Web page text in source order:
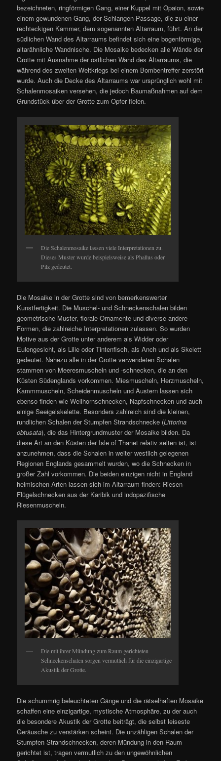
bezeichneten, ringförmigen Gang, einer Kuppel mit Opaion, sowie
einem gewundenen Gang, der Schlangen-Passage, die zu einer
rechteckigen Kammer, dem sogenannten Altarraum, führt. An der
südlichen Wand des Altarraums befindet sich eine bogenförmige,
altarähnliche Wandnische. Die Mosaike bedecken alle Wände der
Grotte mit Ausnahme der östlichen Wand des Altarraums, die
während des zweiten Weltkriegs bei einem Bombentreffer zerstört
wurde. Auch die Decke des Altarraums war ursprünglich wohl mit
Schalenmosaiken versehen, die jedoch Baumaßnahmen auf dem
Grundstück über der Grotte zum Opfer fielen.
Die Schalenmosaike lassen viele Interpretationen zu.
Dieses Muster wurde beispielsweise als Phallus oder
Pilz gedeutet.
Die Mosaike in der Grotte sind von bemerkenswerter
Kunstfertigkeit. Die Muschel- und Schneckenschalen bilden
geometrische Muster, florale Ornamente und diverse andere
Formen, die zahlreiche Interpretationen zulassen. So wurden
Motive aus der Grotte unter anderem als Widder oder
Eulengesicht, als Lilie oder Tintenfisch, als Anch und als Skelett
gedeutet. Nahezu alle in der Grotte verwendeten Schalen
stammen von Meeresmuscheln und -schnecken, die an den
Küsten Südenglands vorkommen. Miesmuscheln, Herzmuscheln,
Kammmuscheln, Scheidenmuscheln und Austern lassen sich
ebenso finden wie Wellhornschnecken, Napfschnecken und auch
einige Seeigelskelette. Besonders zahlreich sind die kleinen,
rundlichen Schalen der Stumpfen Strandschnecke (Littorina
obtusata), die das Hintergrundmuster der Mosaike bilden. Da
diese Art an den Küsten der Isle of Thanet relativ selten ist, ist
anzunehmen, dass die Schalen in weiter westlich gelegenen
Regionen Englands gesammelt wurden, wo die Schnecken in
großer Zahl vorkommen. Die beiden einzigen nicht in England
heimischen Arten lassen sich im Altarraum finden: Riesen-
Flügelschnecken aus der Karibik und indopazifische
Riesenmuscheln.
Die mit ihrer Mündung zum Raum gerichteten
Schneckenschalen sorgen vermutlich für die einzigartige
Akustik der Grotte.
Die schummrig beleuchteten Gänge und die rätselhaften Mosaike
schaffen eine einzigartige, mystische Atmosphäre, zu der auch
die besondere Akustik der Grotte beiträgt, die selbst leiseste
Geräusche zu verstärken scheint. Die unzähligen Schalen der
Stumpfen Strandschnecken, deren Mündung in den Raum
gerichtet ist, tragen vermutlich zu den ungewöhnlichen